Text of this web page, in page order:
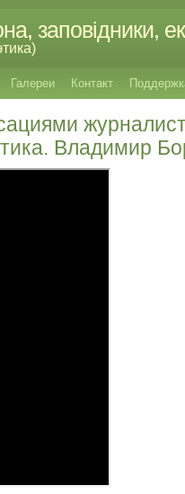
заповідники,
Галереи Контакт
Владимир